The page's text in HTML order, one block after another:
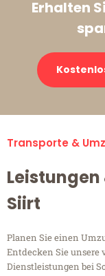
Erhalten
Transporte &
Leistungen
Siirt
Planen Sie einen
Entdecken Sie
Dienstleistungen bei